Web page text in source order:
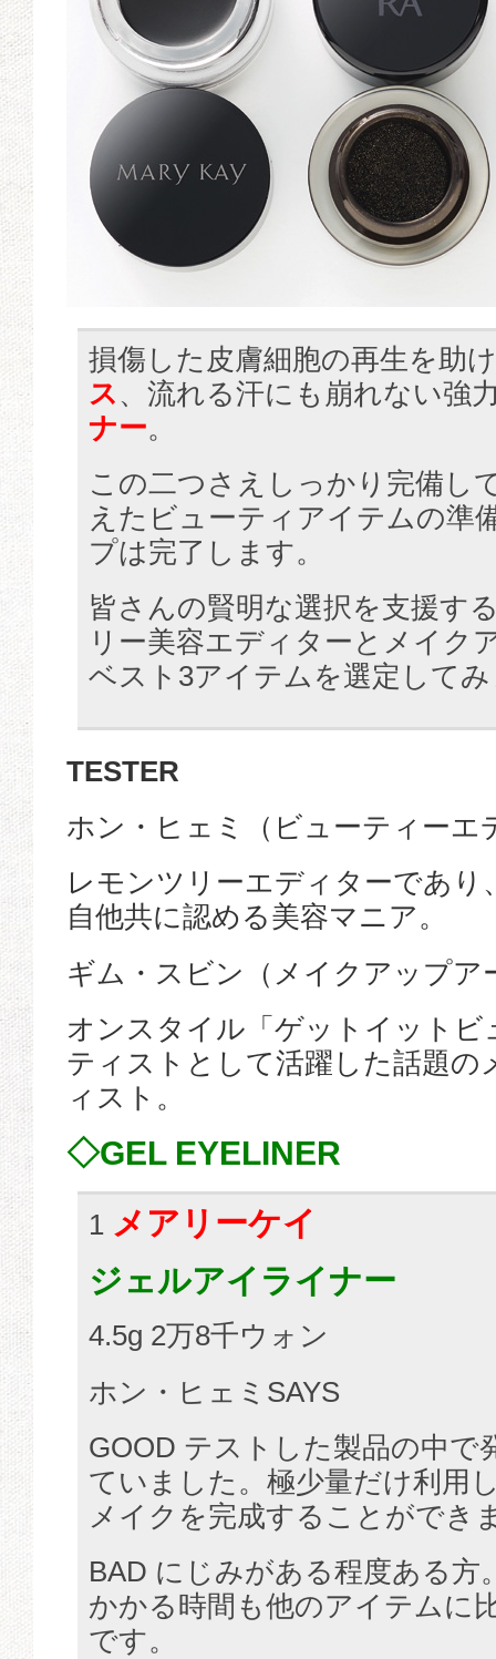
損傷した皮膚細胞の再生を助
ス 、流れる汗にも崩れない強
ナー。
この二つさえしっかり完備し
えたビューティアイテムの準
プは完了します。
皆さんの賢明な選択を支援す
リー美容エディターとメイク
ベスト3アイテムを選定して
TESTER
ホン・ヒェミ（ビューティーエ
レモンツリーエディターであり
自他共に認める美容マニア。
ギム・スビン（メイクアップア
オンスタイル「ゲットイットビ
ティストとして活躍した話題の
ィスト。
◇GEL EYELINER
1 メアリーケイ
ジェルアイライナー
4.5g 2万8千ウォン
ホン・ヒェミSAYS
GOOD テストした製品の中で
ていました。極少量だけ利用
メイクを完成することができ
BAD にじみがある程度ある方
かかる​​時間も他のアイテムに
です。